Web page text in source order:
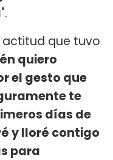
".
actitud que tuvo
quiero
el gesto que
te
días de
y lloré contigo
para